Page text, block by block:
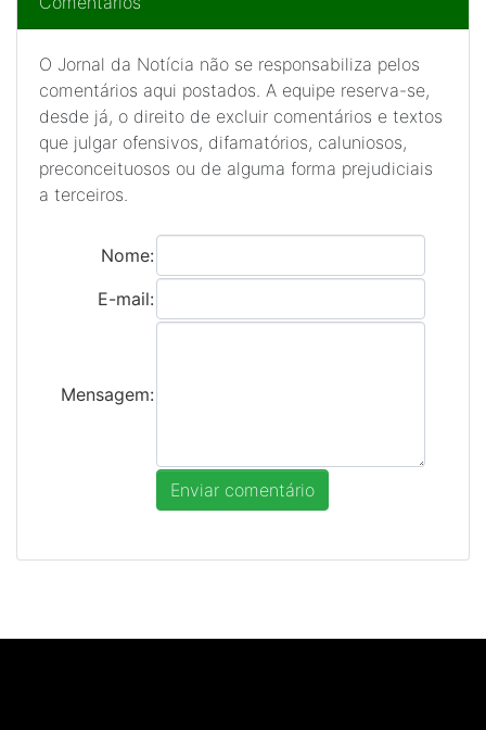
O Jornal da Notícia não se responsabiliza pelos
comentários aqui postados. A equipe reserva-se,
desde já, o direito de excluir comentários e textos
que julgar ofensivos, difamatórios, caluniosos,
preconceituosos ou de alguma forma prejudiciais
a terceiros.
Nome:
E-mail:
Mensagem: